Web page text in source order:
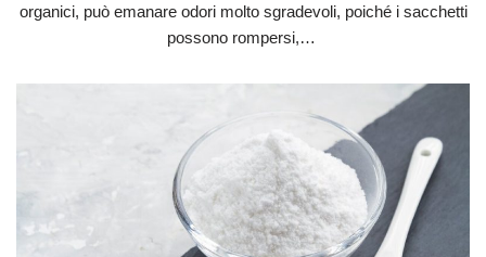
organici, può emanare odori molto sgradevoli, poiché i sacchetti
possono rompersi,…